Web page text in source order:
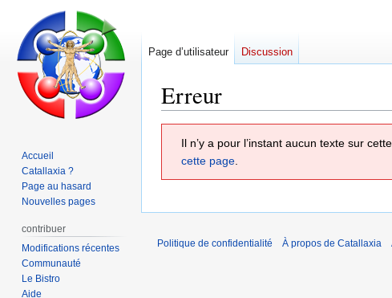
Erreur
Il n’y a pour l’instant aucun texte sur
cette page.
Page d’utilisateur Discussion
Accueil
Catallaxia ?
Page au hasard
Nouvelles pages
contribuer
Modifications récentes
Communauté
Le Bistro
Aide
Politique de confidentialité À propos de Catallaxia